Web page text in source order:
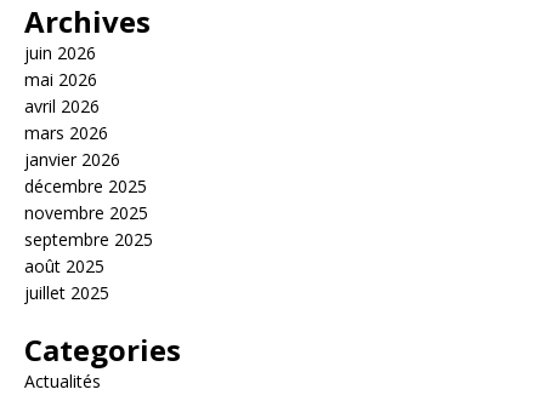
Archives
juin 2026
mai 2026
avril 2026
mars 2026
janvier 2026
décembre 2025
novembre 2025
septembre 2025
août 2025
juillet 2025
Categories
Actualités